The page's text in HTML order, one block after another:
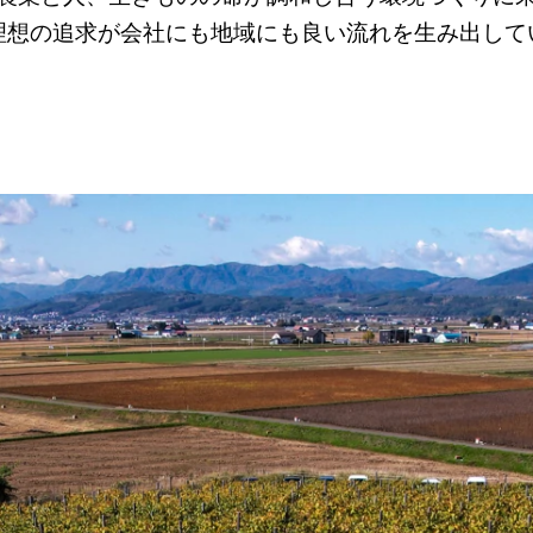
の追求が会社にも地域にも良い流れを生み出し